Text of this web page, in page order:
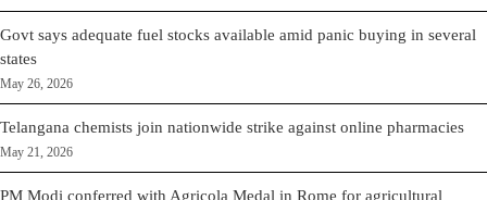
Govt says adequate fuel stocks available amid panic buying in several
states
May 26, 2026
Telangana chemists join nationwide strike against online pharmacies
May 21, 2026
PM Modi conferred with Agricola Medal in Rome for agricultural